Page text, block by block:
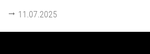
11.07.2025